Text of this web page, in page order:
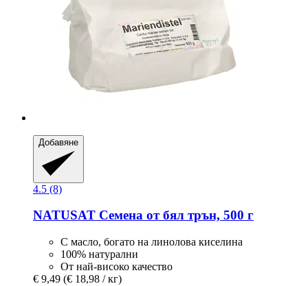
Добавяне
4.5 (8)
NATUSAT Семена от бял трън, 500 г
С масло, богато на линолова киселина
100% натурални
От най-високо качество
€ 9,49 (€ 18,98 / кг)